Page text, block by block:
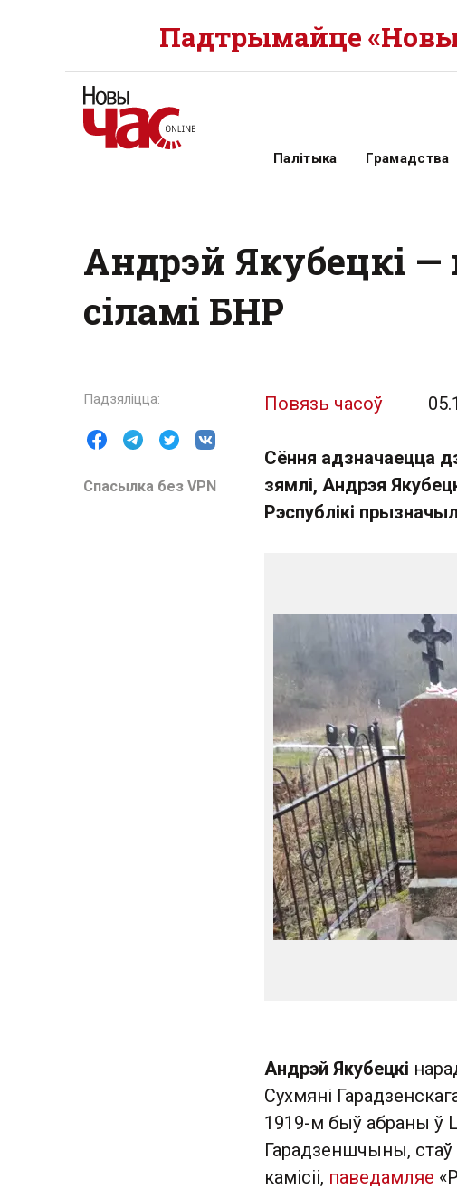
Падтрымайце «Новы
Палітыка Грамадства
Андрэй Якубецкі
сіламі БНР
Спасылка без VPN
Повязь часоў
Сёння адзначаецца
зямлі, Андрэя
Рэспублікі
Андрэй Якубецкі
Сухмяні
1919-м быў абраны ў
Гарадзеншчыны,
камісіі, паведамляе